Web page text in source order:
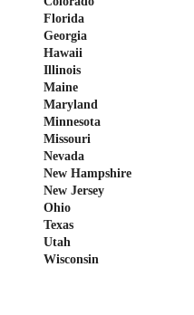
Florida
Georgia
Hawaii
Illinois
Maine
Maryland
Minnesota
Missouri
Nevada
New Hampshire
New Jersey
Ohio
Texas
Utah
Wisconsin